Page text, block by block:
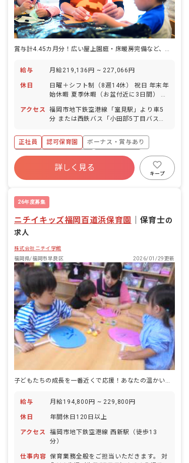
賞与計4.45カ月分！広い屋上園庭・床暖房完備など、快適な保育環境です
給与 月給219,136円 ~ 227,066円
休日
日曜＋シフト制（8週14休） 祝日 年末年
始休暇 夏季休暇（お盆付近に3日間） 有
休暇 産前産後・育児休暇（取得率、復帰
率共に100%） 介護・看護休暇 系列園へ
アクセス
福岡市地下鉄空港線「室見駅」より車5
分 または西鉄バス「小田部5丁目バス
ク・自転車通勤OK（園で駐車場を提供し
ます） ■住宅街の中にあり、周辺にはお
散歩に行ける公園もあります。最寄り駅
にはショッピングモールもあり、終業後
正社員 認可保育園
ボーナス・賞与あり
寮・住宅・家賃補助あり
社会保険完備
退職金制度
残業少なめ
詳しく見る
キープ
26年度募集
ニチイキッズ福岡百道浜保育園 保育士の
求人
株式会社ニチイ学館
福岡県/福岡市早良区
2026/01/29更新
子どもたちの成長を一番近くで応援！あなたの温かい心が輝く場所です
給与 月給194,800円 ~ 229,800円
休日 年間休日120日以上
アクセス
福岡市地下鉄空港線 西新駅（徒歩13
分）
仕事内容 保育業務全般をご担当いただきます。 対